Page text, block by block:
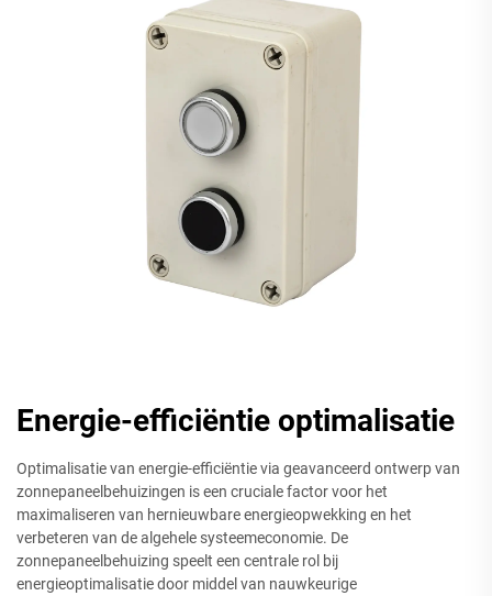
Energie-efficiëntie optimalisatie
Optimalisatie van energie-efficiëntie via geavanceerd ontwerp van
zonnepaneelbehuizingen is een cruciale factor voor het
maximaliseren van hernieuwbare energieopwekking en het
verbeteren van de algehele systeemeconomie. De
zonnepaneelbehuizing speelt een centrale rol bij
energieoptimalisatie door middel van nauwkeurige